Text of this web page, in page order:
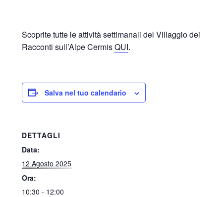
Scoprite tutte le attività settimanali del Villaggio dei
Racconti sull’Alpe CermisQUI.
Salva nel tuo calendario
DETTAGLI
Data:
12 Agosto 2025
Ora:
10:30 - 12:00